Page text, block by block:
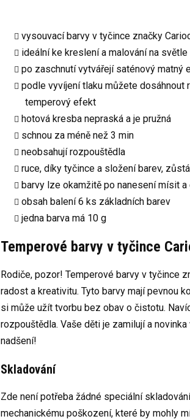
vysouvací barvy v tyčince značky
ideální ke kreslení a malování na
po zaschnutí vytvářejí saténový matný
podle vyvíjení tlaku můžete
temperový efekt
hotová kresba nepraská a je pružná
schnou za méně než 3 min
neobsahují rozpouštědla
ruce, díky tyčince a složení barev,
barvy lze okamžitě po nanesení mísit
obsah balení 6 ks základních barev
jedna barva má 10 g
Temperové barvy v tyčince
Rodiče, pozor! Temperové barvy v tyčince
radost a kreativitu. Tyto barvy mají pevnou
si může užít tvorbu bez obav o čistotu.
rozpouštědla. Vaše děti je zamilují a
nadšení!
Skladování
Zde není potřeba žádné speciální
mechanickému poškození, které by mohly